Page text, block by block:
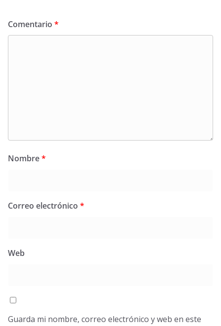
Comentario *
Nombre*
Correo electrónico *
Web
Guarda mi nombre, correo electrónico y web en este